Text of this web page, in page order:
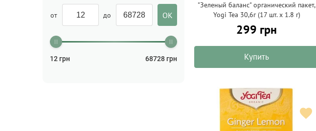
Rig-Tig
от до
12 грн 68728 грн
"Зеленый баланс" органический пакет,
Yogi Tea 30,6г (17 шт. х 1.8 г)
299 грн
Купить